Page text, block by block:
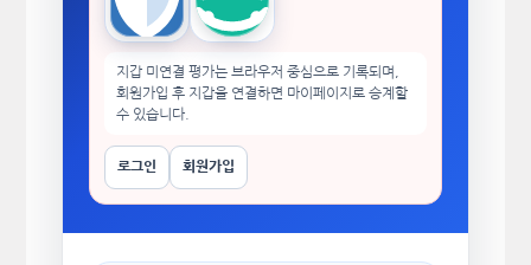
Trust Wallet imToken
지갑 미연결 평가는 브라우저 중심으로 기록되며,
회원가입 후 지갑을 연결하면 마이페이지로 승계할
수 있습니다.
로그인 회원가입